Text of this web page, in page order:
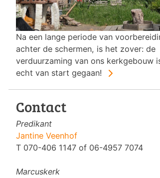
Na een lange periode van
achter de schermen, is het zover: de
verduurzaming van ons kerkgebouw
echt van start gegaan!
Contact
Predikant
Jantine Veenhof
T 070-406 1147 of 06-4957 7074
Marcuskerk